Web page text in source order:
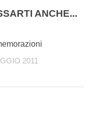
ANCHE...
2011